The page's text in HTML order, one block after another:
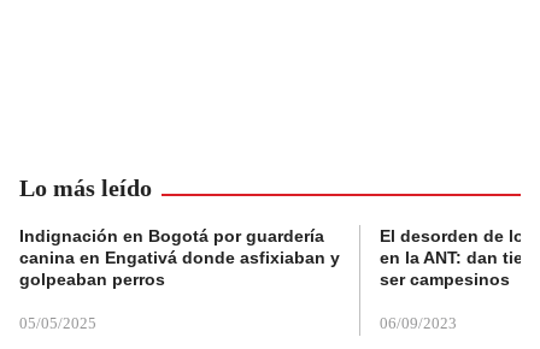
Lo más leído
Indignación en Bogotá por guardería
canina en Engativá donde asfixiaban y
golpeaban perros
05/05/2025
El desorden de
en la ANT: dan
ser campesinos
06/09/2023